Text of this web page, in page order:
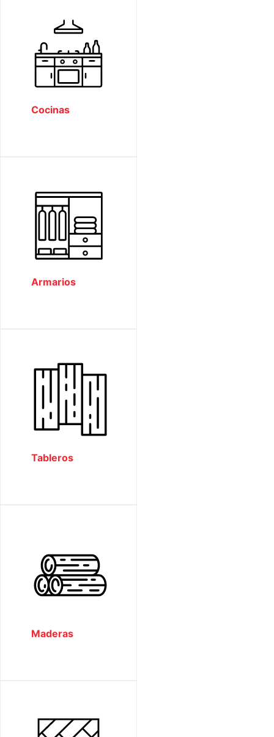
Cocinas
Armarios
Tableros
Maderas